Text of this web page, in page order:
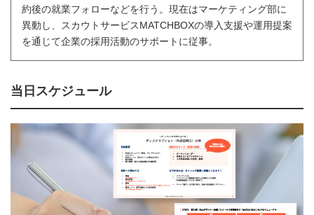
約後の就業フォローなどを行う。現在はマーケティング部に
異動し、スカウトサービスMATCHBOXの導入支援や運用提案
を通じて企業の採用活動のサポートに従事。
当日スケジュール